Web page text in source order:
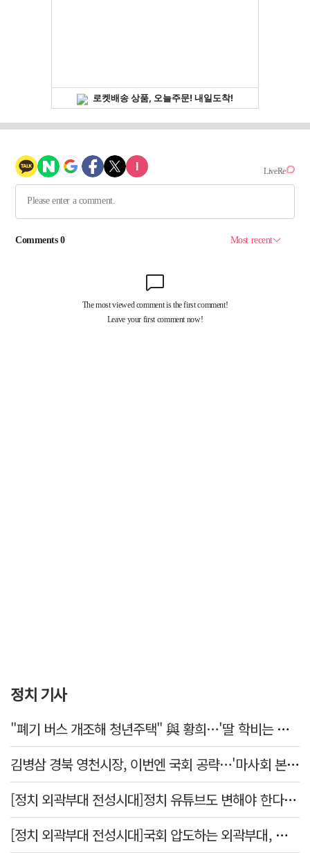
정치 기사
"폐기 버스 개조해 청년주택" 與 황희…'딸 학비는 年 4200만원'
김병삼 경북 영천시장, 이번엔 국회 공략…'마사회 본사 이전·광역교통망 확충' 요청
[정치 외곽부대 전성시대]정치 유튜브도 변해야 한다 "화합과 존중"
[정치 외곽부대 전성시대]국회 압도하는 외곽부대, 목소리 왜 커지나?